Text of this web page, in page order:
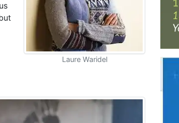
Laure Waridel